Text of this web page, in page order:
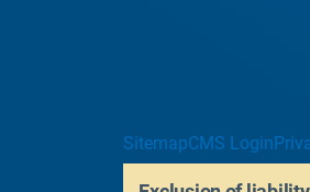
SitemapCMS Login